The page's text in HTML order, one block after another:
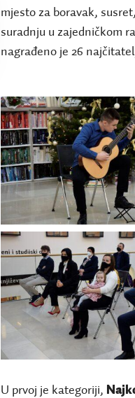
mjesto za boravak,
suradnju u zajedničkom
nagrađeno je 26
U prvoj je kategoriji,